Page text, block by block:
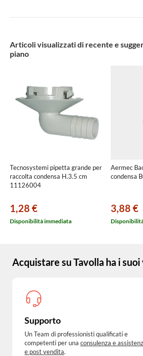
Articoli visualizzati di recente e
piano
Tecnosystemi pipetta grande per
raccolta condensa H.3.5 cm
11126004
1,28 €
Disponibilità immediata
Aermec
condensa
3,88 €
Acquistare su Tavolla ha i
Supporto
Un Team di professionisti qualificati e
competenti per una consulenza e
e post vendita.